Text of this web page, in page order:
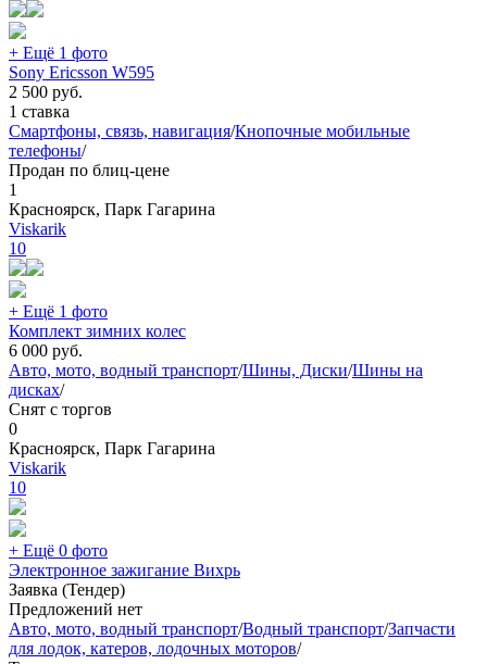
+ Ещё 1 фото
Sony Ericsson W595
2 500 руб.
1 ставка
Смартфоны, связь, навигация/Кнопочные мобильные
телефоны/
Продан по блиц-цене
1
Красноярск, Парк Гагарина
Viskarik
10
+ Ещё 1 фото
Комплект зимних колес
6 000 руб.
Авто, мото, водный транспорт/Шины, Диски/Шины на
дисках/
Снят с торгов
0
Красноярск, Парк Гагарина
Viskarik
10
+ Ещё 0 фото
Электронное зажигание Вихрь
Заявка (Тендер)
Предложений нет
Авто, мото, водный транспорт/Водный транспорт/Запчасти
для лодок, катеров, лодочных моторов/